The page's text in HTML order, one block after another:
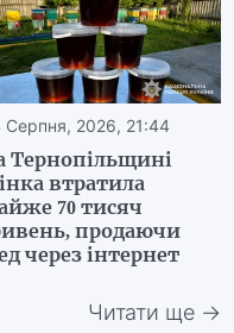
Серпня, 2026, 21:44
Тернопільщині
втратила
70 тисяч
продаючи
через інтернет
Читати ще →